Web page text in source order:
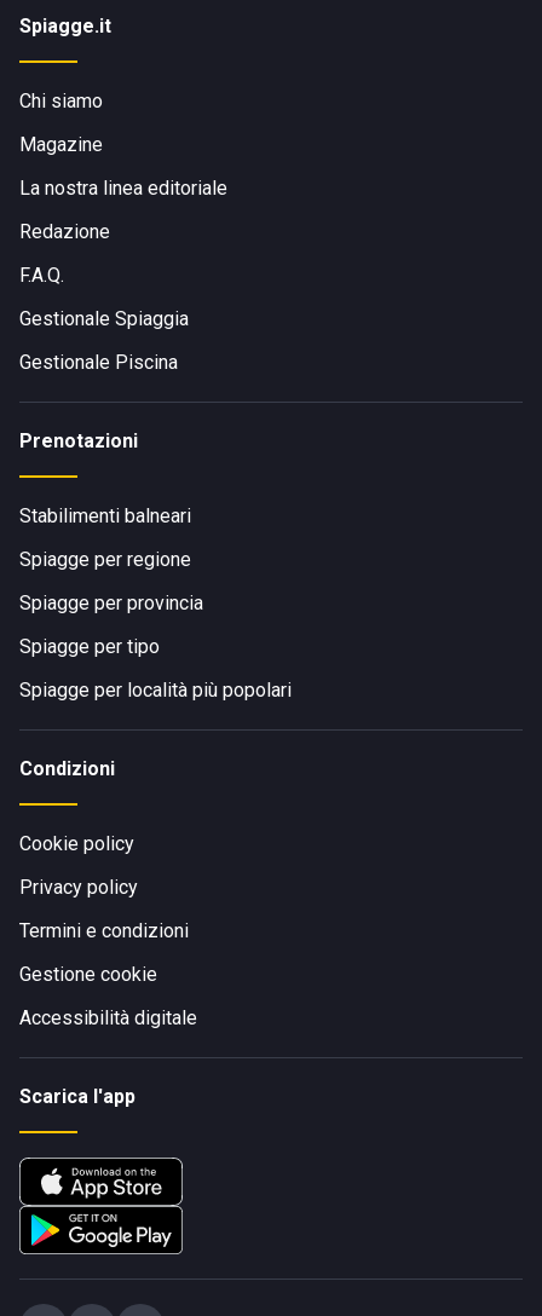
Spiagge.it
Chi siamo
Magazine
La nostra linea editoriale
Redazione
F.A.Q.
Gestionale Spiaggia
Gestionale Piscina
Prenotazioni
Stabilimenti balneari
Spiagge per regione
Spiagge per provincia
Spiagge per tipo
Spiagge per località più popolari
Condizioni
Cookie policy
Privacy policy
Termini e condizioni
Gestione cookie
Accessibilità digitale
Scarica l'app